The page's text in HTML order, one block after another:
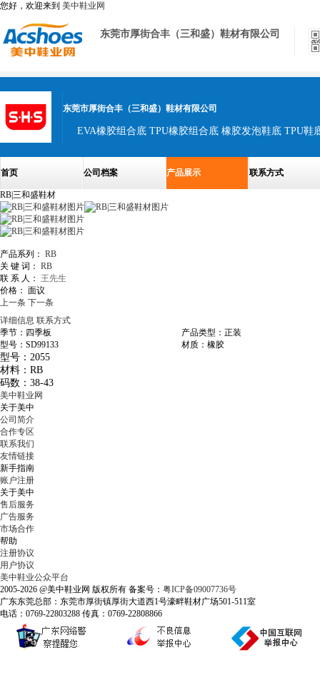
您好，欢迎来到 美中鞋业网
东莞市厚街合丰（三和盛）鞋材有限公司
东莞市厚街合丰（三和盛）鞋材有限公司
EVA橡胶组合底 TPU橡胶组合底 橡胶发泡鞋底 TPU鞋
首页 公司档案 产品展示 联系方式
RB|三和盛鞋材
产品系列： RB
关 键 词： RB
联 系 人：
王先生
价格： 面议
上一条 下一条
详细信息 联系方式
季节：四季板
产品类型：正装
型号：SD99133
材质：橡胶
型号：2055
材料：RB
码数：38-43
美中鞋业网
关于美中
公司简介
合作专区
联系我们
友情链接
新手指南
账户注册
关于美中
售后服务
广告服务
市场合作
帮助
注册协议
用户协议
美中鞋业公众平台
2005-2026 @美中鞋业网 版权所有 备案号： 粤ICP备09007736号
广东东莞总部：东莞市厚街镇厚街大道西1号濠畔鞋材广场501-511室
电话：0769-22803288 传真：0769-22808866